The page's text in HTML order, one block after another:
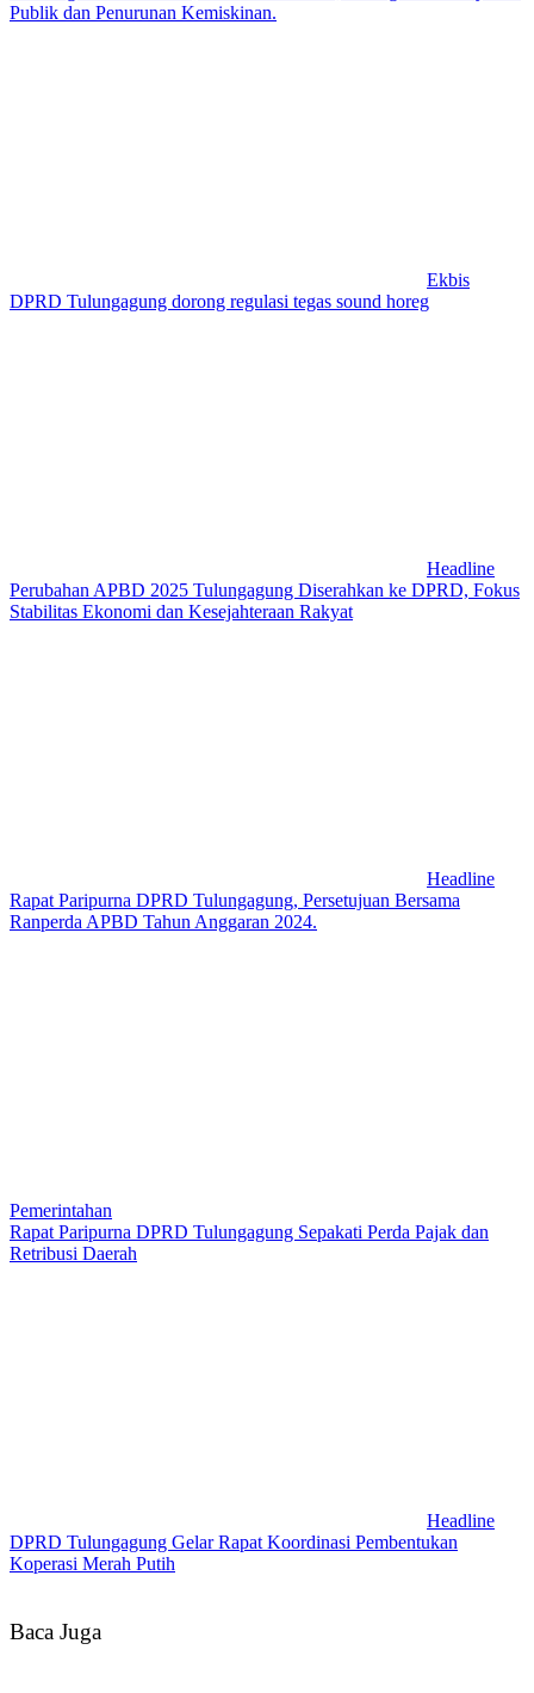
Publik dan Penurunan Kemiskinan.
Ekbis
DPRD Tulungagung dorong regulasi tegas sound horeg
Headline
Perubahan APBD 2025 Tulungagung Diserahkan ke DPRD, Fokus
Stabilitas Ekonomi dan Kesejahteraan Rakyat
Headline
Rapat Paripurna DPRD Tulungagung, Persetujuan Bersama
Ranperda APBD Tahun Anggaran 2024.
Pemerintahan
Rapat Paripurna DPRD Tulungagung Sepakati Perda Pajak dan
Retribusi Daerah
Headline
DPRD Tulungagung Gelar Rapat Koordinasi Pembentukan
Koperasi Merah Putih
Baca Juga